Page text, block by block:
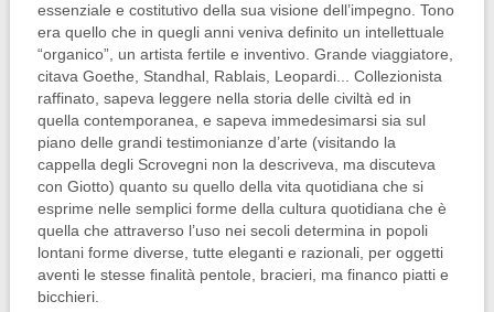
essenziale e costitutivo della sua visione dell’impegno. Tono
era quello che in quegli anni veniva definito un intellettuale
“organico”, un artista fertile e inventivo. Grande viaggiatore,
citava Goethe, Standhal, Rablais, Leopardi... Collezionista
raffinato, sapeva leggere nella storia delle civiltà ed in
quella contemporanea, e sapeva immedesimarsi sia sul
piano delle grandi testimonianze d’arte (visitando la
cappella degli Scrovegni non la descriveva, ma discuteva
con Giotto) quanto su quello della vita quotidiana che si
esprime nelle semplici forme della cultura quotidiana che è
quella che attraverso l’uso nei secoli determina in popoli
lontani forme diverse, tutte eleganti e razionali, per oggetti
aventi le stesse finalità pentole, bracieri, ma financo piatti e
bicchieri.